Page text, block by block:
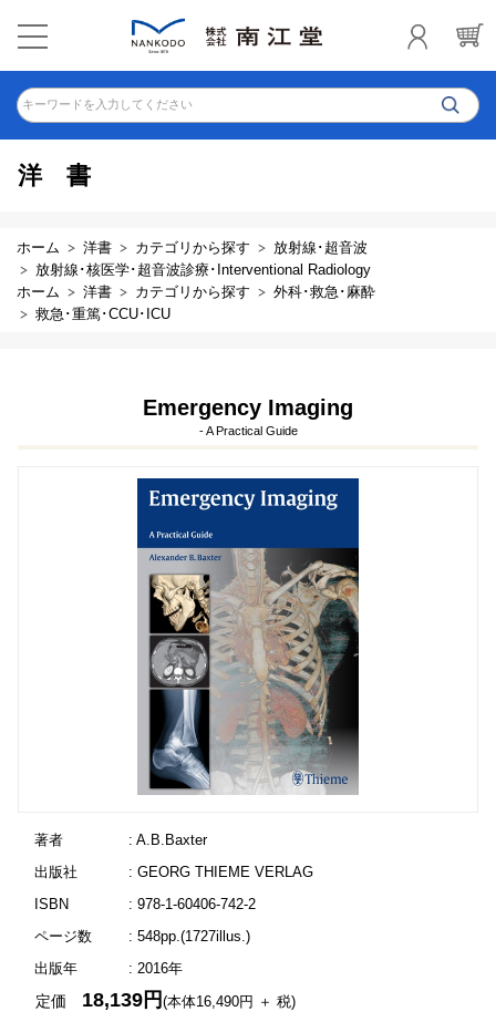
キーワードを入力してください
洋書
ホーム 洋書 カテゴリから探す
放射線･超音波
放射線･核医学･超音波診療･Interventional Radiology
ホーム
洋書 カテゴリから探す
外科･救急･麻酔
救急･重篤･CCU･ICU
Emergency Imaging
- A Practical Guide
著者
: A.B.Baxter
出版社
: GEORG THIEME VERLAG
ISBN
: 978-1-60406-742-2
ページ数
: 548pp.(1727illus.)
出版年
: 2016年
定価 18,139円(本体16,490円 ＋ 税)